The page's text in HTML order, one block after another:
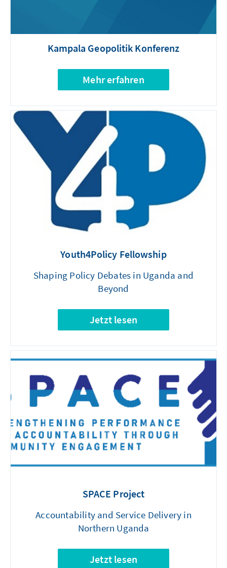
Kampala Geopolitik Konferenz
Mehr erfahren
Youth4Policy Fellowship
Shaping Policy Debates in Uganda and
Beyond
Jetzt lesen
SPACE Project
Accountability and Service Delivery in
Northern Uganda
Jetzt lesen